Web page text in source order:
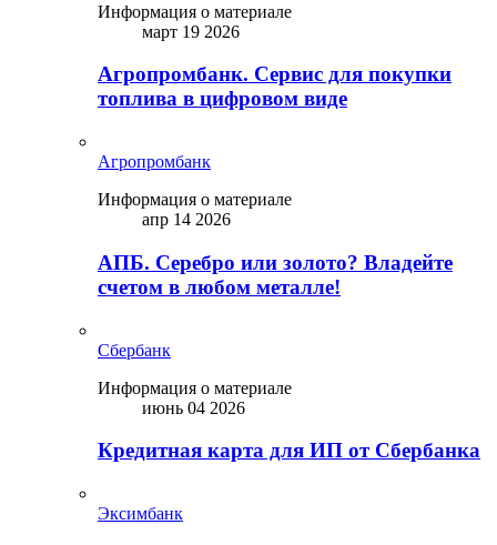
Информация о материале
март 19 2026
Агропромбанк. Сервис для покупки
топлива в цифровом виде
Агропромбанк
Информация о материале
апр 14 2026
АПБ. Серебро или золото? Владейте
счетом в любом металле!
Сбербанк
Информация о материале
июнь 04 2026
Кредитная карта для ИП от Сбербанка
Эксимбанк